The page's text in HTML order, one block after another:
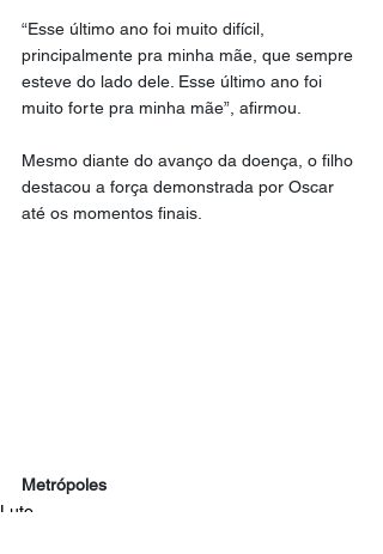
“Esse último ano foi muito difícil,
principalmente pra minha mãe, que sempre
esteve do lado dele. Esse último ano foi
muito forte pra minha mãe”, afirmou.
Mesmo diante do avanço da doença, o filho
destacou a força demonstrada por Oscar
até os momentos finais.
Metrópoles
Luto